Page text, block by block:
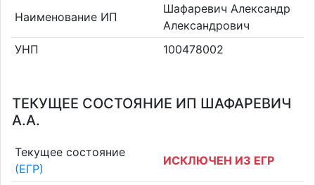
Наименование ИП
Шафаревич Александр
Александрович
УНП
100478002
ТЕКУЩЕЕ СОСТОЯНИЕ ИП ШАФАРЕВИЧ
А.А.
Текущее состояние
(ЕГР)
ИСКЛЮЧЕН ИЗ ЕГР